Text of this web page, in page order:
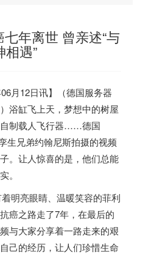
年离世 曾亲述“与
相遇”
月12日讯】（德国服务器
浴缸飞上天，梦想中的树屋
自制载人飞行器……德国
生兄弟约翰尼斯拍摄的视频
。让人惊喜的是，他们总能
。
明亮眼睛、温暖笑容的菲利
癌之路走了7年，在最后的
与大家分享着一路走来的艰
己的经历，让人们珍惜生命